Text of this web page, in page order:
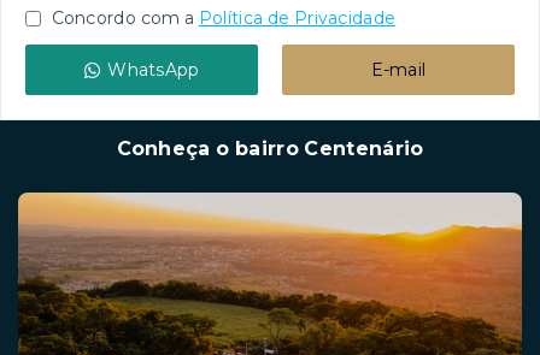
Concordo com a Política de Privacidade
WhatsApp E-mail
Conheça o bairro Centenário